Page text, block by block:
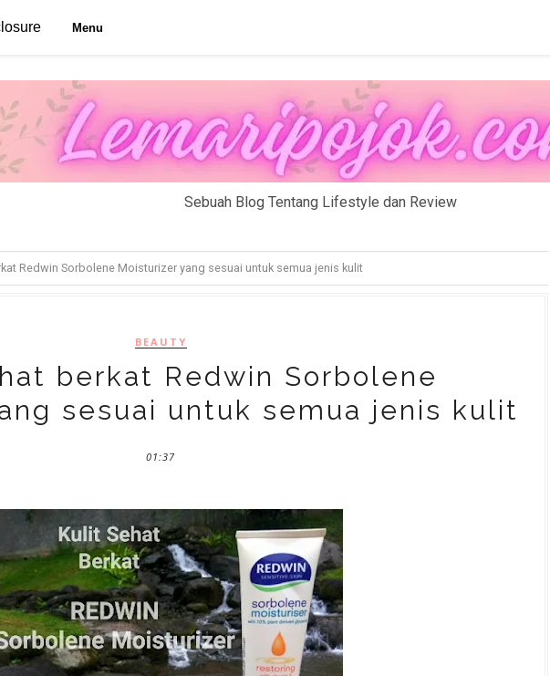
Menu
Sebuah Blog Tentang Lifestyle dan Review
Redwin Sorbolene Moisturizer yang sesuai untuk semua jenis kulit
BEAUTY
berkat Redwin Sorbolene
sesuai untuk semua jenis kulit
01:37